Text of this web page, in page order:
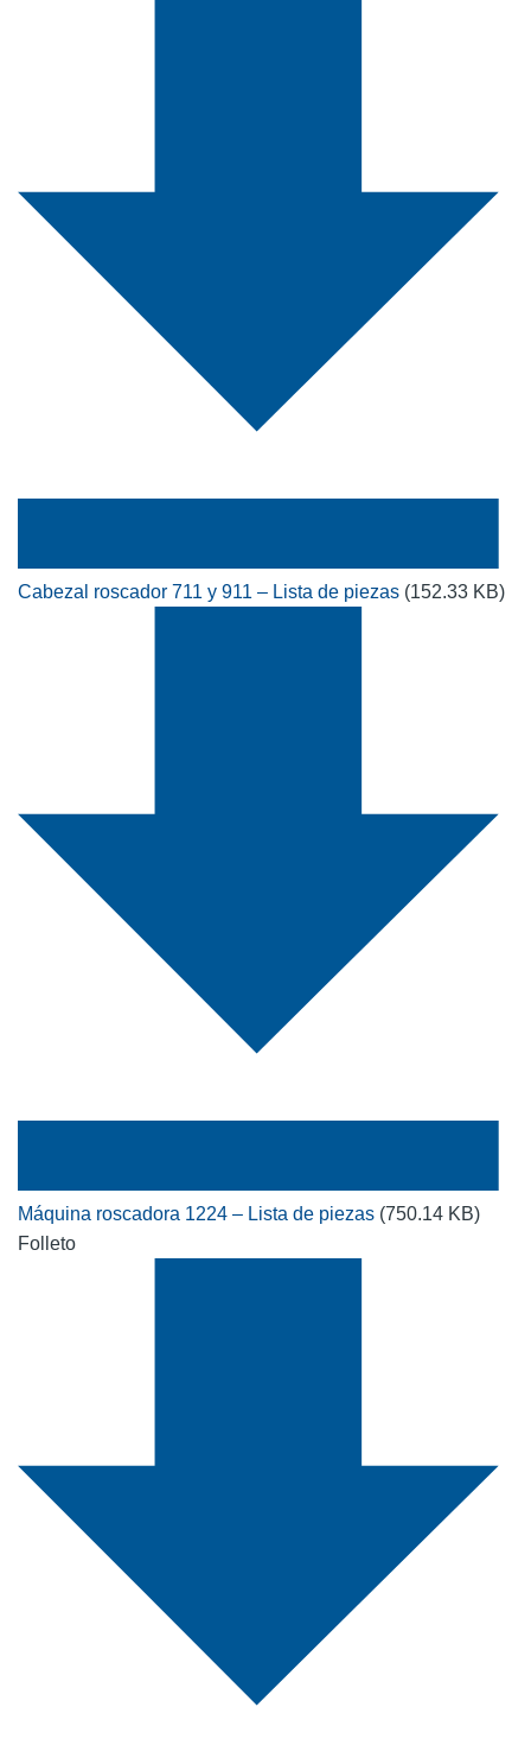
Cabezal roscador 711 y 911 – Lista de piezas (152.33 KB)
Máquina roscadora 1224 – Lista de piezas (750.14 KB)
Folleto